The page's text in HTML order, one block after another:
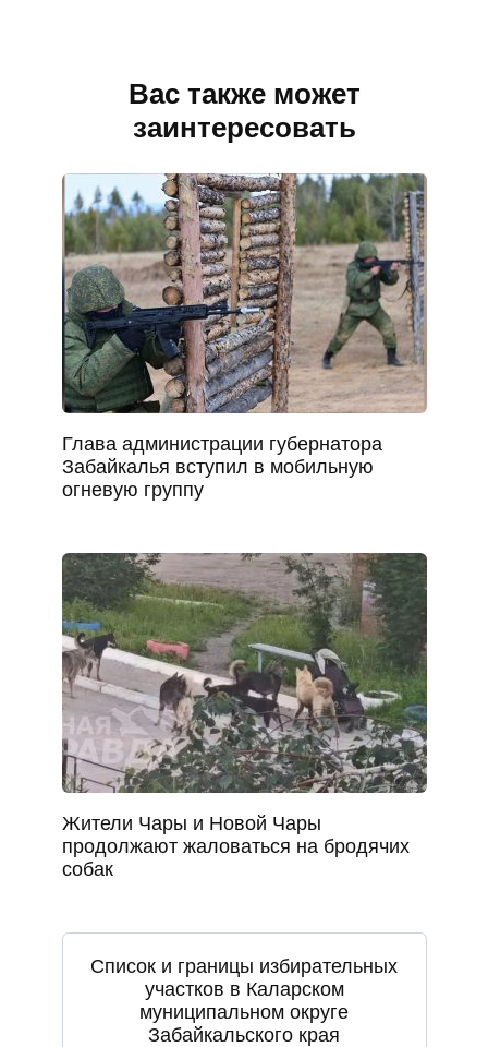
Вас также может
заинтересовать
Глава администрации губернатора
Забайкалья вступил в мобильную
огневую группу
Жители Чары и Новой Чары
продолжают жаловаться на бродячих
собак
Список и границы избирательных
участков в Каларском
муниципальном округе
Забайкальского края